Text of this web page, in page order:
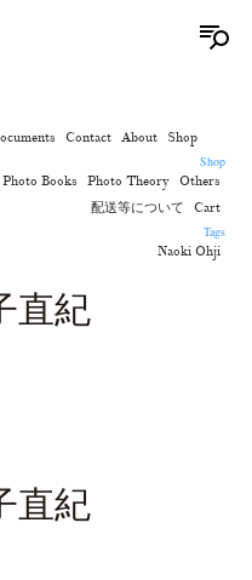
Contact About
Shop
Shop
Photo Books Photo Theory Others
配送等について
Cart
Tags
Naoki Ohji
直紀
直紀